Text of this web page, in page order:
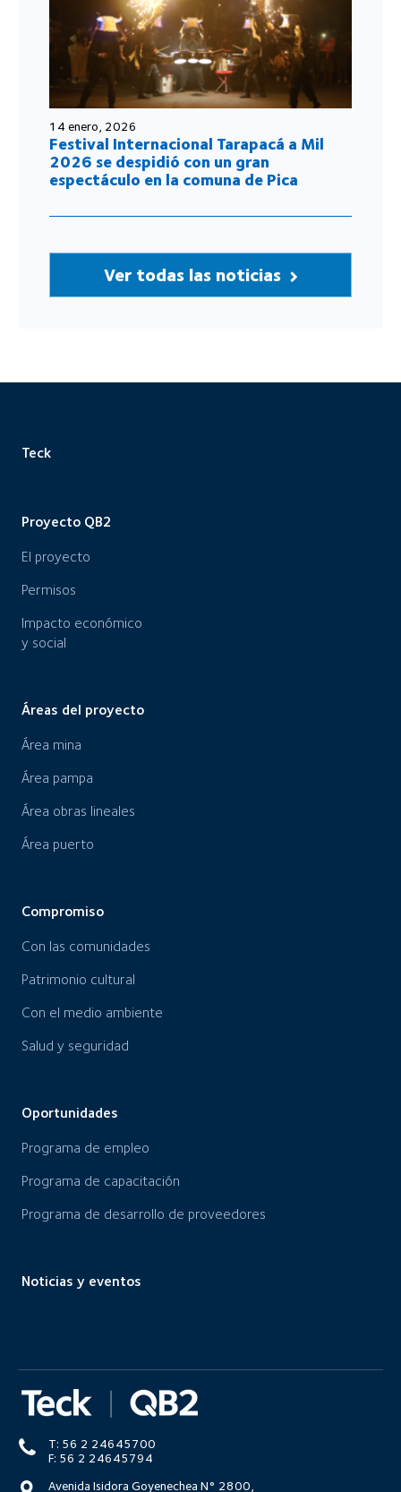
14 enero, 2026
Festival Internacional Tarapacá a Mil
2026 se despidió con un gran
espectáculo en la comuna de Pica
Ver todas las noticias
Teck
Proyecto QB2
El proyecto
Permisos
Impacto económico
y social
Áreas del proyecto
Área mina
Área pampa
Área obras lineales
Área puerto
Compromiso
Con las comunidades
Patrimonio cultural
Con el medio ambiente
Salud y seguridad
Oportunidades
Programa de empleo
Programa de capacitación
Programa de desarrollo de proveedores
Noticias y eventos
T: 56 2 24645700
F: 56 2 24645794
Avenida Isidora Goyenechea N° 2800,